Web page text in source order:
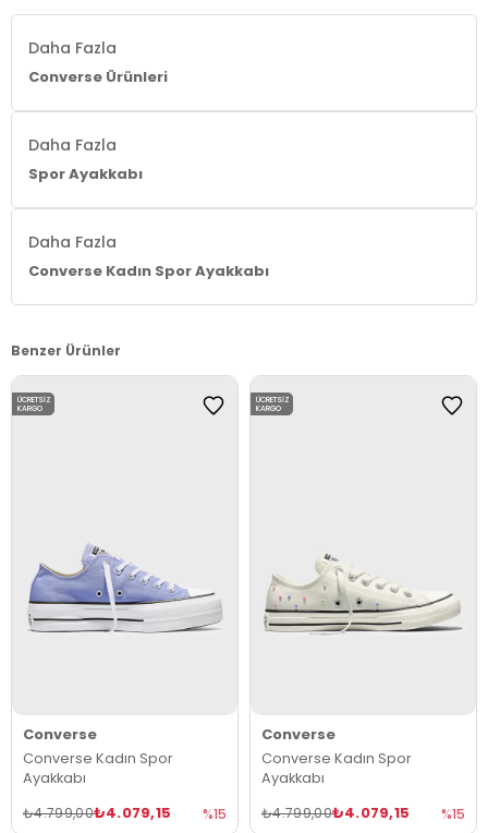
Daha Fazla
Converse Ürünleri
Daha Fazla
Spor Ayakkabı
Daha Fazla
Converse Kadın Spor Ayakkabı
Benzer Ürünler
Converse
Converse Kadın Spor
Ayakkabı
₺4.079,15
₺4.799,00 %15
ÜCRETSIZ
KARGO
Converse
Converse Kadın Spor
Ayakkabı
₺4.079,15
₺4.799,00 %15
ÜCRETSIZ
KARGO